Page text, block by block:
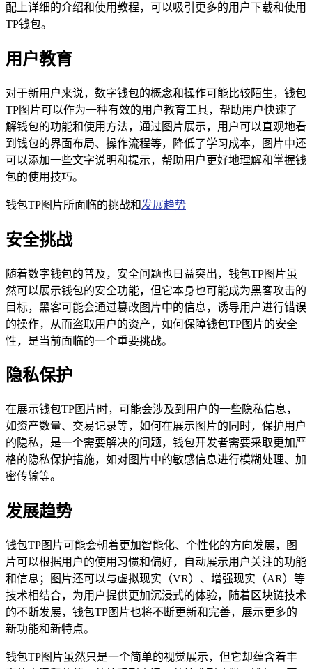
配上详细的介绍和使用教程，可以吸引更多的用户下载和使用
TP钱包。
用户教育
对于新用户来说，数字钱包的概念和操作可能比较陌生，钱包
TP图片可以作为一种有效的用户教育工具，帮助用户快速了
解钱包的功能和使用方法，通过图片展示，用户可以直观地看
到钱包的界面布局、操作流程等，降低了学习成本，图片中还
可以添加一些文字说明和提示，帮助用户更好地理解和掌握钱
包的使用技巧。
钱包TP图片所面临的挑战和发展趋势
安全挑战
随着数字钱包的普及，安全问题也日益突出，钱包TP图片虽
然可以展示钱包的安全功能，但它本身也可能成为黑客攻击的
目标，黑客可能会通过篡改图片中的信息，诱导用户进行错误
的操作，从而盗取用户的资产，如何保障钱包TP图片的安全
性，是当前面临的一个重要挑战。
隐私保护
在展示钱包TP图片时，可能会涉及到用户的一些隐私信息，
如资产数量、交易记录等，如何在展示图片的同时，保护用户
的隐私，是一个需要解决的问题，钱包开发者需要采取更加严
格的隐私保护措施，如对图片中的敏感信息进行模糊处理、加
密传输等。
发展趋势
钱包TP图片可能会朝着更加智能化、个性化的方向发展，图
片可以根据用户的使用习惯和偏好，自动展示用户关注的功能
和信息；图片还可以与虚拟现实（VR）、增强现实（AR）等
技术相结合，为用户提供更加沉浸式的体验，随着区块链技术
的不断发展，钱包TP图片也将不断更新和完善，展示更多的
新功能和新特点。
钱包TP图片虽然只是一个简单的视觉展示，但它却蕴含着丰